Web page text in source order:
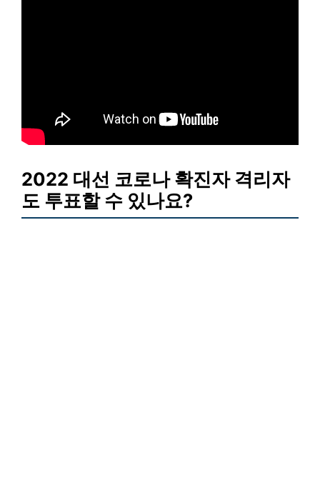
2022 대선 코로나 확진자 격리자
도 투표할 수 있나요?